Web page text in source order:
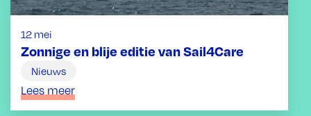
Zonnige en blije editie van Sail4Care
12 mei
Nieuws
Lees meer